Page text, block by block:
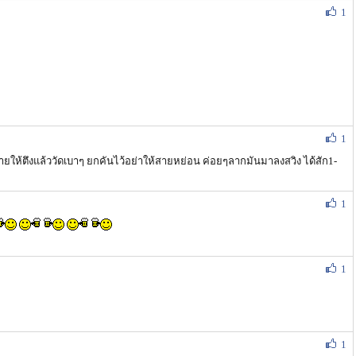
1
1
ให้ตึงแล้ววัดเบาๆ ยกคันไว้อย่าให้สายหย่อน ค่อยๆลากมันมาลงสวิง ได้สัก1-
1
1
1